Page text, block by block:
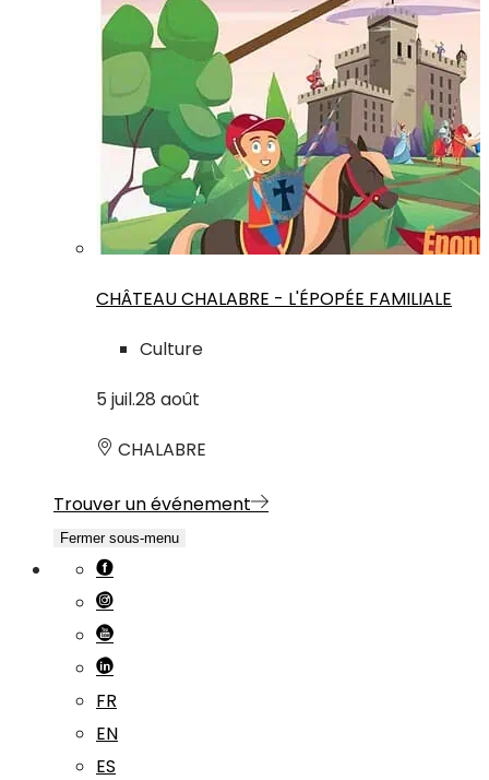
CHÂTEAU CHALABRE - L'ÉPOPÉE FAMILIALE
Culture
5 juil.28 août
CHALABRE
Trouver un événement
Fermer sous-menu
FR
EN
ES